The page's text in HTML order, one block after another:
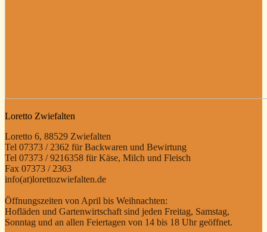
Loretto Zwiefalten
Loretto 6, 88529 Zwiefalten
Tel 07373 / 2362 für Backwaren und Bewirtung
Tel 07373 / 9216358 für Käse, Milch und Fleisch
Fax 07373 / 2363
info(at)lorettozwiefalten.de
Öffnungszeiten von April bis Weihnachten:
Hofläden und Gartenwirtschaft sind jeden Freitag, Samstag,
Sonntag und an allen Feiertagen von 14 bis 18 Uhr geöffnet.